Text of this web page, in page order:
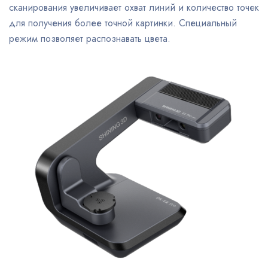
сканирования увеличивает охват линий и количество точек
для получения более точной картинки. Специальный
режим позволяет распознавать цвета.